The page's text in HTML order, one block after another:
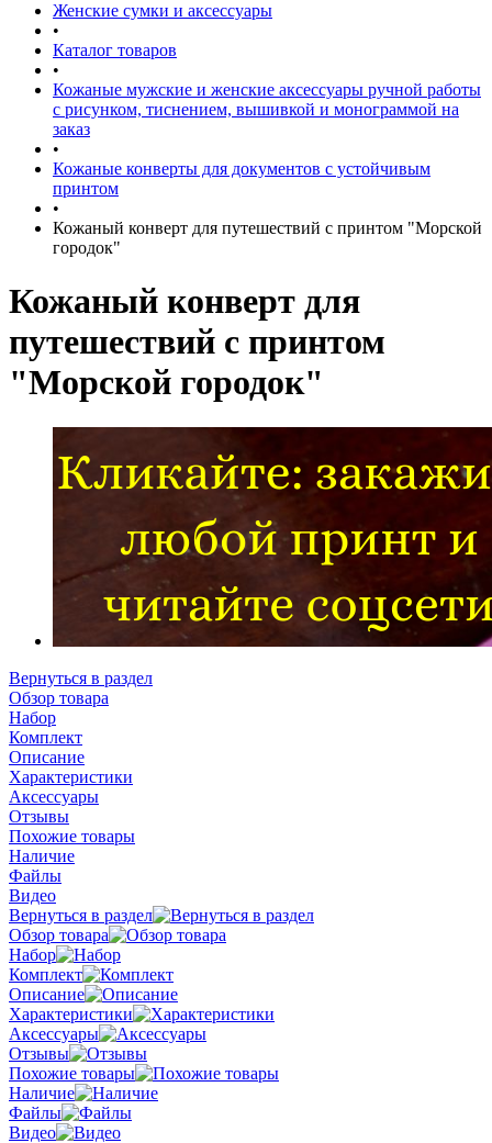
Женские сумки и аксессуары
•
Каталог товаров
•
Кожаные мужские и женские аксессуары ручной работы
с рисунком, тиснением, вышивкой и монограммой на
заказ
•
Кожаные конверты для документов с устойчивым
принтом
•
Кожаный конверт для путешествий с принтом "Морской
городок"
Кожаный конверт для
путешествий с принтом
"Морской городок"
Вернуться в раздел
Обзор товара
Набор
Комплект
Описание
Характеристики
Аксессуары
Отзывы
Похожие товары
Наличие
Файлы
Видео
Вернуться в раздел
Обзор товара
Набор
Комплект
Описание
Характеристики
Аксессуары
Отзывы
Похожие товары
Наличие
Файлы
Видео